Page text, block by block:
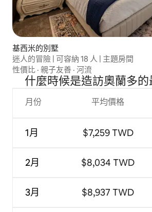
基西米的別墅
迷人的冒險 | 可容納 18 人 | 主題房間
性價比 · 親子友善 · 河流
什麼時候是造訪奧蘭多的
月份
1月
2月
3月
平均價格
$7,259 TWD
$8,034 TWD
$8,937 TWD